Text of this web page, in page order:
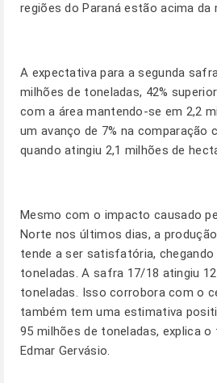
regiões do Paraná estão acima da
A expectativa para a segunda
milhões de toneladas, 42%
com a área mantendo-se em 2,2
um avanço de 7% na comparação
quando atingiu 2,1 milhões de
Mesmo com o impacto causado
Norte nos últimos dias, a
tende a ser satisfatória, chegando
toneladas. A safra 17/18 atingiu
toneladas. Isso corrobora com o
também tem uma estimativa
95 milhões de toneladas, explica
Edmar Gervásio.